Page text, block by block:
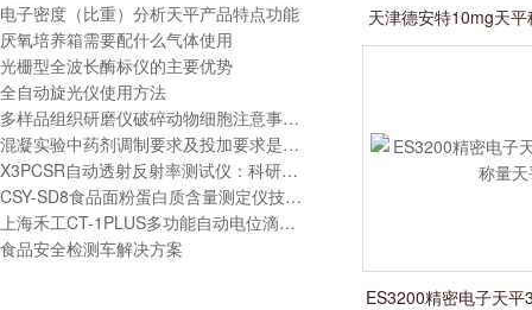
电子密度（比重）分析天平产品特点功能
厌氧培养箱需要配什么气体使用
光栅型全波长酶标仪的主要优势
全自动旋光仪使用方法
多样品组织研磨仪破碎动物细胞注意事项及实验步骤
混凝实验中药剂调制要求及投加要求是什么？
X3PCSR自动透射反射率测试仪：科研与工业检测的智慧之眼
CSY-SD8食品面粉蛋白质含量测定仪技术参数及操作步骤
上海禾工CT-1PLUS多功能自动电位滴定仪技术参数
食品安全检测车解决方案
天津德安特10mg天
子天
ES3200精密电子天